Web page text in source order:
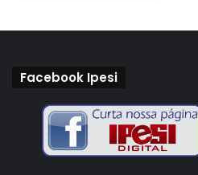
Facebook Ipesi